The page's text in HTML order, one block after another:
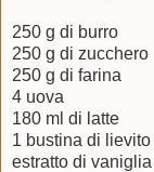
250 g di burro
250 g di zucchero
250 g di farina
4 uova
180 ml di latte
1 bustina di
estratto di vaniglia